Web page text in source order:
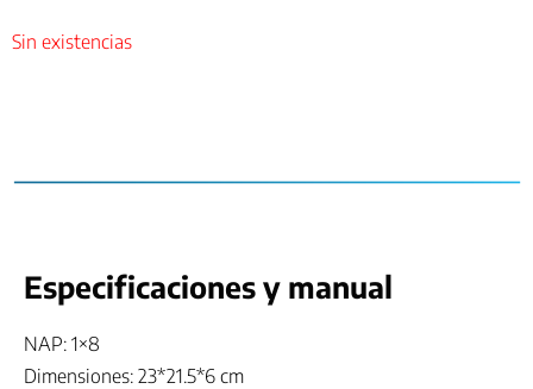
Sin existencias
Especificaciones y manual
NAP: 1×8
Dimensiones: 23*21.5*6 cm